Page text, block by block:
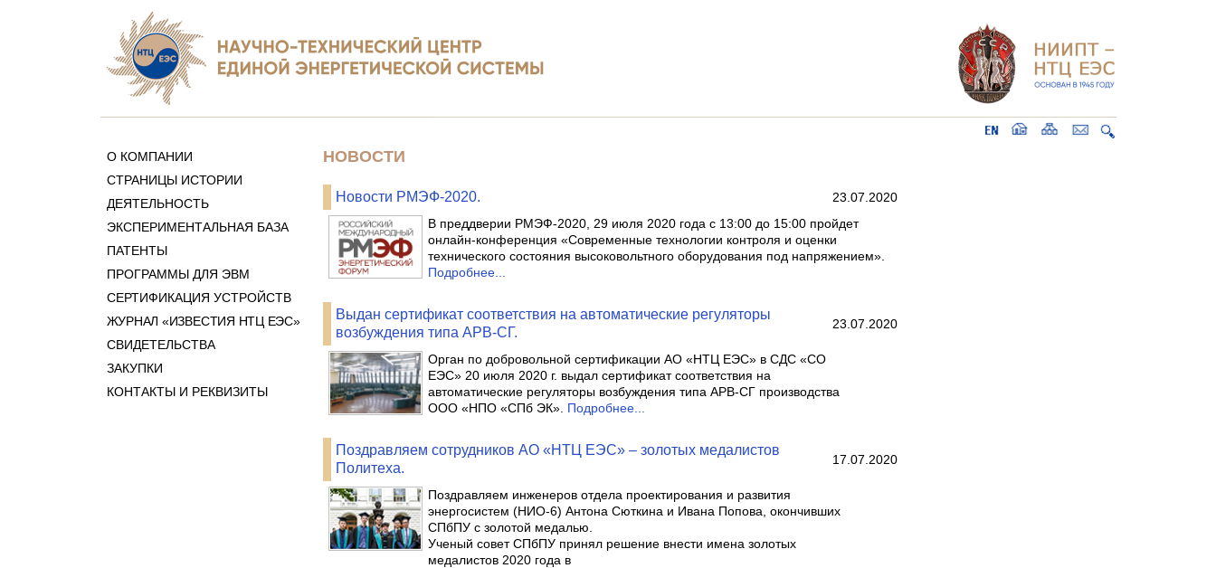
О КОМПАНИИ
СТРАНИЦЫ ИСТОРИИ
ДЕЯТЕЛЬНОСТЬ
ЭКСПЕРИМЕНТАЛЬНАЯ БАЗА
ПАТЕНТЫ
ПРОГРАММЫ ДЛЯ ЭВМ
СЕРТИФИКАЦИЯ УСТРОЙСТВ
ЖУРНАЛ «ИЗВЕСТИЯ НТЦ ЕЭС»
СВИДЕТЕЛЬСТВА
ЗАКУПКИ
КОНТАКТЫ И РЕКВИЗИТЫ
НОВОСТИ
Новости РМЭФ-2020.
23.07.2020
В преддверии РМЭФ-2020, 29 июля 2020 года с 13:00 до 15:00 пройдет
онлайн-конференция «Современные технологии контроля и оценки
технического состояния высоковольтного оборудования под напряжением».
Подробнее...
Выдан сертификат соответствия на автоматические регуляторы
возбуждения типа АРВ-СГ.
23.07.2020
Орган по добровольной сертификации АО «НТЦ ЕЭС» в СДС «СО
ЕЭС» 20 июля 2020 г. выдал сертификат соответствия на
автоматические регуляторы возбуждения типа АРВ-СГ производства
ООО «НПО «СПб ЭК». Подробнее...
Поздравляем сотрудников АО «НТЦ ЕЭС» – золотых медалистов
Политеха.
17.07.2020
Поздравляем инженеров отдела проектирования и развития
энергосистем (НИО-6) Антона Сюткина и Ивана Попова, окончивших
СПбПУ с золотой медалью.
Ученый совет СПбПУ принял решение внести имена золотых
медалистов 2020 года в